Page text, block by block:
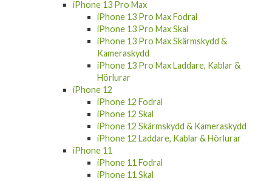
iPhone 13 Pro Max
iPhone 13 Pro Max Fodral
iPhone 13 Pro Max Skal
iPhone 13 Pro Max Skärmskydd &
Kameraskydd
iPhone 13 Pro Max Laddare, Kablar &
Hörlurar
iPhone 12
iPhone 12 Fodral
iPhone 12 Skal
iPhone 12 Skärmskydd & Kameraskydd
iPhone 12 Laddare, Kablar & Hörlurar
iPhone 11
iPhone 11 Fodral
iPhone 11 Skal